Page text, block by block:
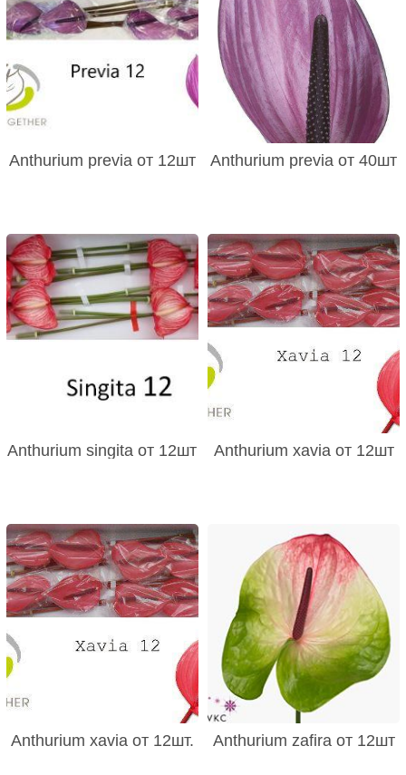
Anthurium previa от 12шт Anthurium previa от 40шт
Anthurium singita от 12шт Anthurium xavia от 12шт
Anthurium xavia от 12шт. Anthurium zafira от 12шт